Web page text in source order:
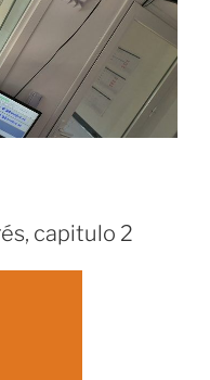
capitulo 2